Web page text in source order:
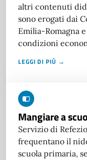
altri contenuti
sono erogati dai
Emilia-Romagna
condizioni
LEGGI DI PIÙ →
Mangiare a
Servizio di
frequentano il
scuola primaria,